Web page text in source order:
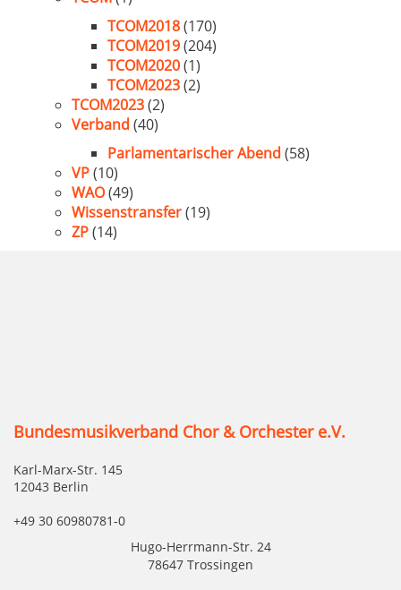
TCOM2018(170)
TCOM2019(204)
TCOM2020(1)
TCOM2023(2)
TCOM2023(2)
Verband (40)
Parlamentarischer Abend (58)
VP(10)
WAO(49)
Wissenstransfer(19)
ZP(14)
Bundesmusikverband Chor & Orchester e.V.
Karl-Marx-Str. 145
12043 Berlin
+49 30 60980781-0
Hugo-Herrmann-Str. 24
78647 Trossingen